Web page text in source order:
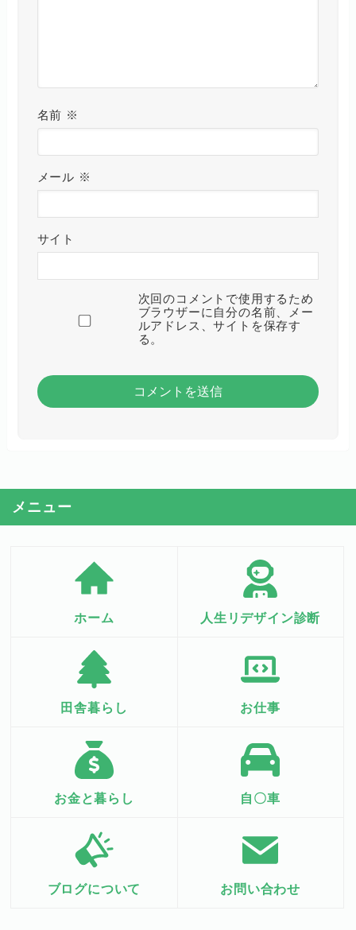
名前 ※
メール ※
サイト
次回のコメントで使用するため
ブラウザーに自分の名前、メー
ルアドレス、サイトを保存す
る。
メニュー
ホーム 人生リデザイン診断
田舎暮らし お仕事
お金と暮らし 自〇車
ブログについて お問い合わせ